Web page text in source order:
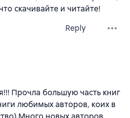
скачивайте и читайте!
Reply
Прочла большую часть книг
любимых авторов, коих в